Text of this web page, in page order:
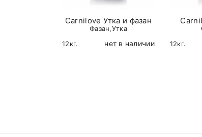
Carnilove Утка и фазан
Фазан,Утка
12кг.
нет в наличии
12кг.